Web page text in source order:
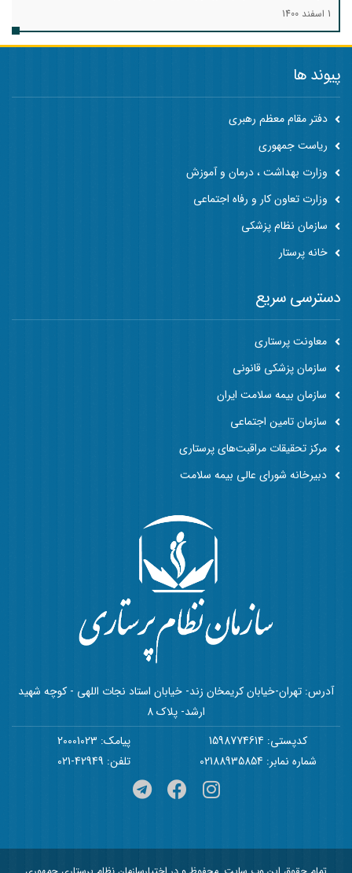
1 اسفند 1400
پیوند ها
دفتر مقام معظم رهبری
ریاست جمهوری
وزارت بهداشت ، درمان و آموزش
وزارت تعاون کار و رفاه اجتماعی
سازمان نظام پزشکی
خانه پرستار
آدرس: تهران-خیابان کریمخان زند- خیابان استاد نجات اللهی - کوچه شهید
ارشد- پلاک 8
کدپستی: 1598774614
پیامک: 20001023
شماره نمابر: 02188935854
تلفن: 42949-021
دسترسی سریع
معاونت پرستاری
سازمان پزشکی قانونی
سازمان بیمه سلامت ایران
سازمان تامین اجتماعی
مرکز تحقیقات مراقبت‌های پرستاری
دبیرخانه شورای عالی بیمه سلامت